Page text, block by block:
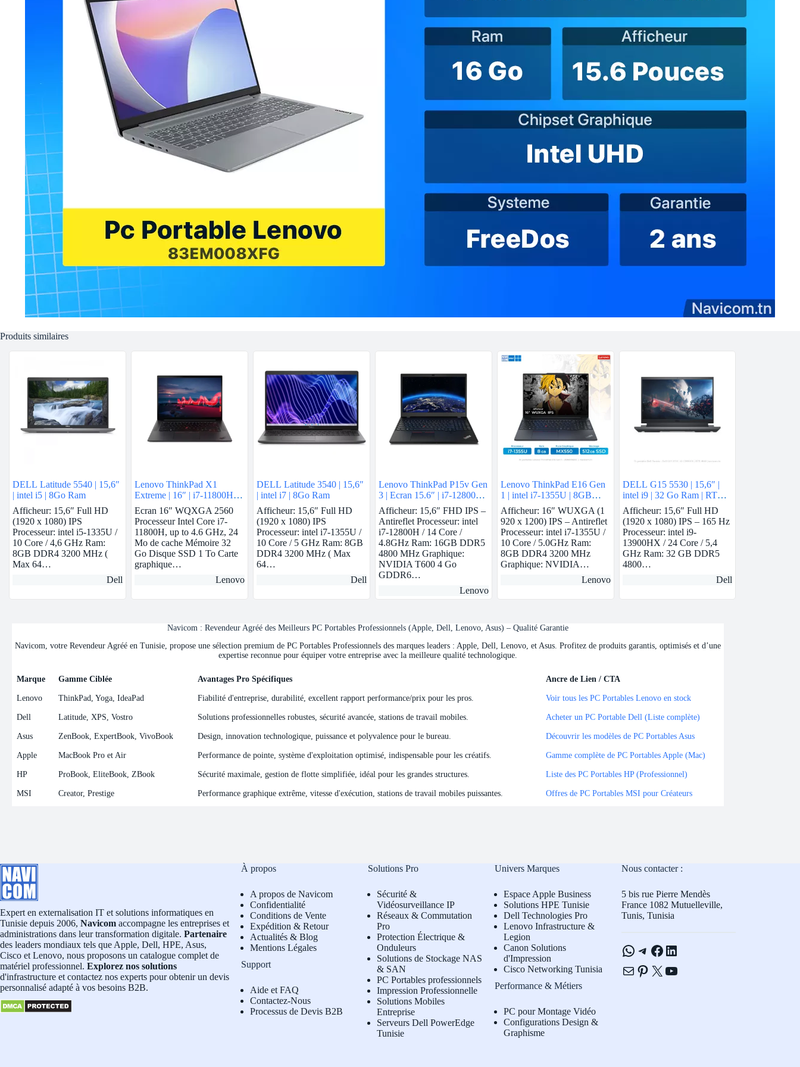
Produits similaires
DELL Latitude 5540 | 15,6″
| intel i5 | 8Go Ram
Afficheur: 15,6″ Full HD
(1920 x 1080) IPS
Processeur: intel i5-1335U /
10 Core / 4,6 GHz Ram:
8GB DDR4 3200 MHz (
Max 64…
Dell
Lenovo ThinkPad X1
Extreme | 16″ | i7-11800H |
32GB Ram | RTX 3060 | 1
To SSD
Ecran 16″ WQXGA 2560
Processeur Intel Core i7-
11800H, up to 4.6 GHz, 24
Mo de cache Mémoire 32
Go Disque SSD 1 To Carte
graphique…
Lenovo
DELL Latitude 3540 | 15,6″
| intel i7 | 8Go Ram
Afficheur: 15,6″ Full HD
(1920 x 1080) IPS
Processeur: intel i7-1355U /
10 Core / 5 GHz Ram: 8GB
DDR4 3200 MHz ( Max
64…
Dell
Lenovo ThinkPad P15v Gen
3 | Ecran 15.6″ | i7-12800H |
16 GB Ram | Nvidia T600 |
512 GB SSD
Afficheur: 15,6″ FHD IPS –
Antireflet Processeur: intel
i7-12800H / 14 Core /
4.8GHz Ram: 16GB DDR5
4800 MHz Graphique:
NVIDIA T600 4 Go
GDDR6…
Lenovo
Lenovo ThinkPad E16 Gen
1 | intel i7-1355U | 8GB
Ram | Nvidia MX550 |
512GB SSD
Afficheur: 16″ WUXGA (1
920 x 1200) IPS – Antireflet
Processeur: intel i7-1355U /
10 Core / 5.0GHz Ram:
8GB DDR4 3200 MHz
Graphique: NVIDIA…
Lenovo
DELL G15 5530 | 15,6″ |
intel i9 | 32 Go Ram | RTX
4060
Afficheur: 15,6″ Full HD
(1920 x 1080) IPS – 165 Hz
Processeur: intel i9-
13900HX / 24 Core / 5,4
GHz Ram: 32 GB DDR5
4800…
Dell
Navicom : Revendeur Agréé des Meilleurs PC Portables Professionnels (Apple, Dell, Lenovo, Asus) – Qualité Garantie
Navicom, votre Revendeur Agréé en Tunisie, propose une sélection premium de PC Portables Professionnels des marques leaders : Apple, Dell, Lenovo, et Asus. Profitez de produits garantis, optimisés et d’une
expertise reconnue pour équiper votre entreprise avec la meilleure qualité technologique.
Marque Gamme Ciblée Avantages Pro Spécifiques
Ancre de Lien / CTA
Marque
Gamme Ciblée Avantages Pro Spécifiques Ancre de Lien / CTA
Lenovo ThinkPad, Yoga, IdeaPad Fiabilité d'entreprise, durabilité, excellent rapport performance/prix pour les pros. Voir tous les PC Portables Lenovo en stock
Dell Latitude, XPS, Vostro Solutions professionnelles robustes, sécurité avancée, stations de travail mobiles. Acheter un PC Portable Dell (Liste complète)
Asus ZenBook, ExpertBook, VivoBook Design, innovation technologique, puissance et polyvalence pour le bureau. Découvrir les modèles de PC Portables Asus
Apple MacBook Pro et Air Performance de pointe, système d'exploitation optimisé, indispensable pour les créatifs. Gamme complète de PC Portables Apple (Mac)
HP ProBook, EliteBook, ZBook Sécurité maximale, gestion de flotte simplifiée, idéal pour les grandes structures. Liste des PC Portables HP (Professionnel)
MSI Creator, Prestige Performance graphique extrême, vitesse d'exécution, stations de travail mobiles puissantes. Offres de PC Portables MSI pour Créateurs
Expert en externalisation IT et solutions informatiques en
Tunisie depuis 2006, Navicom accompagne les entreprises et
administrations dans leur transformation digitale. Partenaire
des leaders mondiaux tels que Apple, Dell, HPE, Asus,
Cisco et Lenovo, nous proposons un catalogue complet de
matériel professionnel. Explorez nos solutions
d'infrastructure et contactez nos experts pour obtenir un devis
personnalisé adapté à vos besoins B2B.
À propos
A propos de Navicom
Confidentialité
Conditions de Vente
Expédition & Retour
Actualités & Blog
Mentions Légales
Support
Aide et FAQ
Contactez-Nous
Processus de Devis B2B
Solutions Pro
Sécurité &
Vidéosurveillance IP
Réseaux & Commutation
Pro
Protection Électrique &
Onduleurs
Solutions de Stockage NAS
& SAN
PC Portables professionnels
Impression Professionnelle
Solutions Mobiles
Entreprise
Serveurs Dell PowerEdge
Tunisie
Univers Marques
Espace Apple Business
Solutions HPE Tunisie
Dell Technologies Pro
Lenovo Infrastructure &
Legion
Canon Solutions
d'Impression
Cisco Networking Tunisia
Performance & Métiers
PC pour Montage Vidéo
Configurations Design &
Graphisme
Nous contacter :
5 bis rue Pierre Mendès
France 1082 Mutuelleville,
Tunis, Tunisia
WhatsApp
Telegram
Facebook
LinkedIn
E-mailPinterest
X YouTube